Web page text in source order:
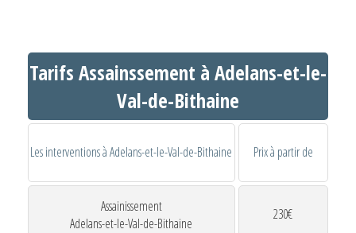
Tarifs Assainssement à Adelans-et-le-
Val-de-Bithaine
Les interventions à Adelans-et-le-Val-de-Bithaine Prix à partir de
Assainissement
Adelans-et-le-Val-de-Bithaine
230€